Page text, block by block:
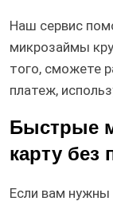
Наш сервис
микрозаймы
того, сможете
платеж,
Быстрые
карту без
Если вам нужны